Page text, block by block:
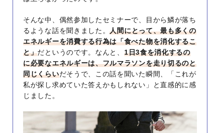
そんな中、偶然参加したセミナーで、目から鱗が落ち
るような話を聞きました。人間にとって、最も多くの
エネルギーを消費する行為は「食べた物を消化するこ
と」だというのです。なんと、 1日3食を消化するの
に必要なエネルギーは、フルマラソンを走り切るのと
同じくらいだそうで、この話を聞いた瞬間、「これが
私が探し求めていた答えかもしれない」と直感的に感
じました。